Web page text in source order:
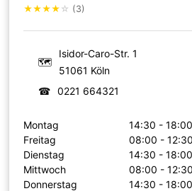
★★★★ ☆ (3)
🗺
Isidor-Caro-Str. 1
51061 Köln
☎
0221 664321
Montag
14:30 -
Freitag
08:00 -
Dienstag
14:30 -
Mittwoch
08:00 -
Donnerstag
14:30 -